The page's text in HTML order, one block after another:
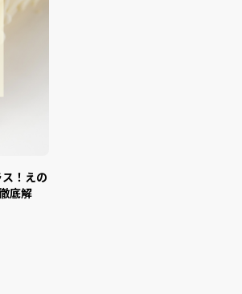
！えの
底解